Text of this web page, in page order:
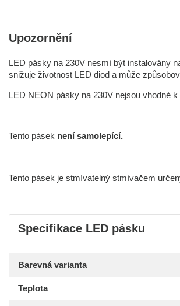
Upozornění
LED pásky na 230V nesmí být instalovány
snižuje životnost LED diod a může
LED NEON pásky na 230V nejsou vhodné
Tento pásek není samolepící.
Tento pásek je stmívatelný stmívačem
Specifikace LED pásku
Barevná varianta
Teplota